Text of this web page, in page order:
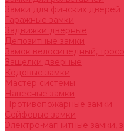
Замки для финских дверей
Гаражные замки
Задвижки дверные
Депозитные замки
Замок велосипедный,
Защелки дверные
Кодовые замки
Мастер системы
Навесные замки
Противопожарные замки
Сейфовые замки
Электро-магнитные замки,